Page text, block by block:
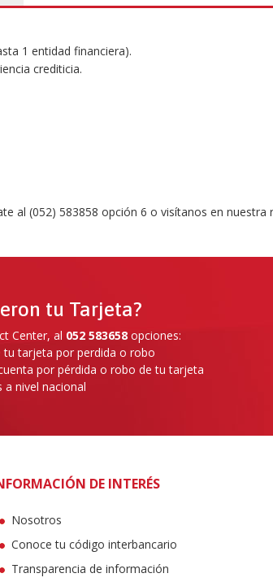
1 entidad financiera).
crediticia.
al (052) 583858 opción 6 o visítanos en nuestra
tu Tarjeta?
Center, al 052 583658 opciones:
tu tarjeta por perdida o robo
por pérdida o robo de tu tarjeta
a nivel nacional
DE INTERÉS
Nosotros
Conoce tu código interbancario
Transparencia de información